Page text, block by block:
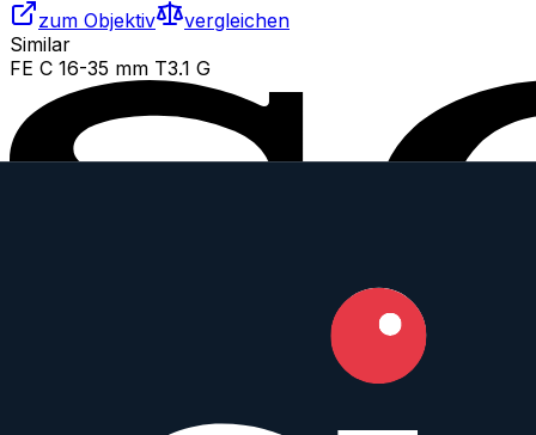
zum Objektiv
vergleichen
Similar
FE C 16-35 mm T3.1 G